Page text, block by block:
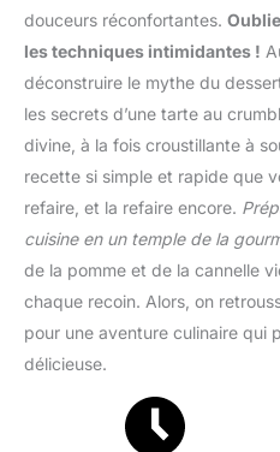
douceurs réconfortantes.
les techniques intimidantes !
déconstruire le mythe du
les secrets d’une tarte au
divine, à la fois croustillante à
recette si simple et rapide que
refaire, et la refaire encore.
cuisine en un temple de la
de la pomme et de la cannelle
chaque recoin. Alors, on
pour une aventure culinaire qui
délicieuse.